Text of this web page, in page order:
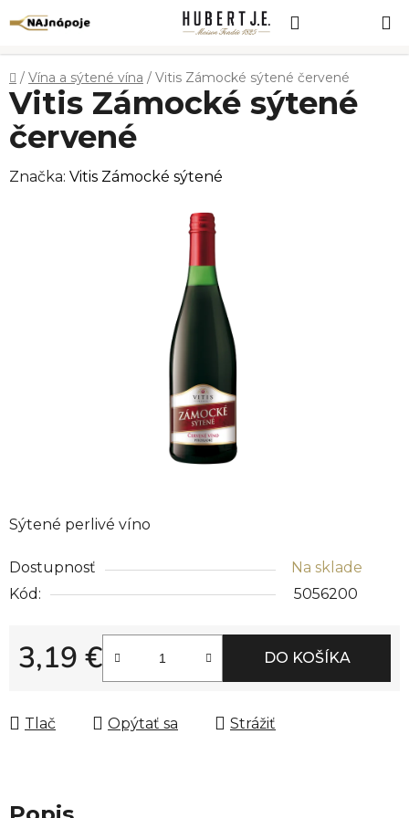
na
KOŠÍK
Domov
/ Vína a sýtené vína / Vitis Zámocké sýtené červené
Sýtené perlivé víno
Dostupnosť
Na sklade
Kód:
5056200
3,19 €
Jednotková cena:
DO KOŠÍKA
Tlač Opýtať sa Strážiť
Vitis Zámocké sýtené
červené
Značka: Vitis Zámocké sýtené